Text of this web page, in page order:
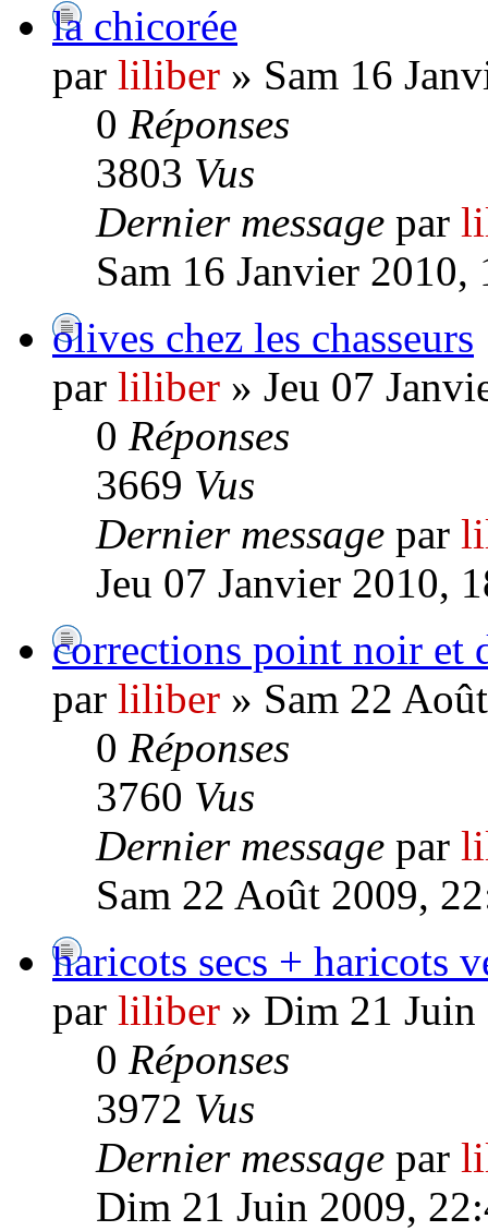
la chicorée
par liliber » Sam 16
0 Réponses
3803 Vus
Dernier message par
Sam 16 Janvier 2010,
olives chez les chasseurs
par liliber » Jeu 07
0 Réponses
3669 Vus
Dernier message par
Jeu 07 Janvier 2010,
corrections point noir et
par liliber » Sam 22
0 Réponses
3760 Vus
Dernier message par
Sam 22 Août 2009,
haricots secs + haricots
par liliber » Dim 21
0 Réponses
3972 Vus
Dernier message par
Dim 21 Juin 2009,